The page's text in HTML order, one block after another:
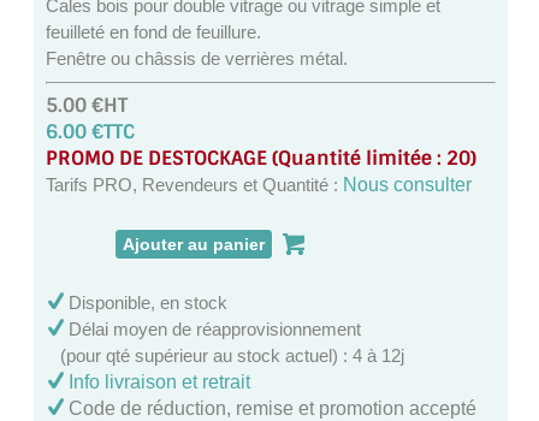
MIROIR DE SALLE DE BAIN
MIROIR PAROI DE DOUCHE
MIROIR POUR SALLE DE SPORT
MIROIR POUR SALLE DE DANSE
MIROIR ENCADRÉ
VERRE SUR MESURE
VERRE EXTRACLAIR
Cales bois pour double vitrage ou vitrage simple et
feuilleté en fond de feuillure.
Fenêtre ou châssis de verrières métal.
5.00 €HT
6.00 €TTC
PROMO DE DESTOCKAGE (Quantité limitée : 20)
Tarifs PRO, Revendeurs et Quantité : Nous consulter
Disponible, en stock
Délai moyen de réapprovisionnement
(pour qté supérieur au stock actuel) : 4 à 12j
Info livraison et retrait
Code de réduction, remise et promotion accepté